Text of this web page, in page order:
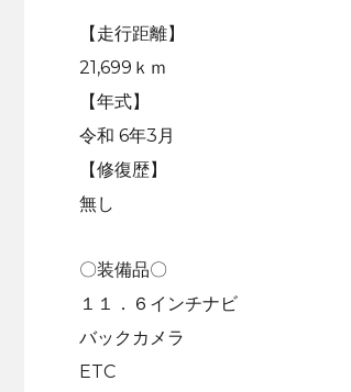
【走行距離】
21,699ｋｍ
【年式】
令和 6年3月
【修復歴】
無し
〇装備品〇
１１．６インチナビ
バックカメラ
ETC